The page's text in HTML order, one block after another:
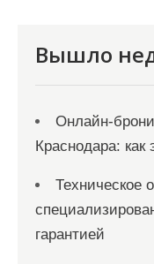
Вышло
Краснодара: как
Техническое
гарантией